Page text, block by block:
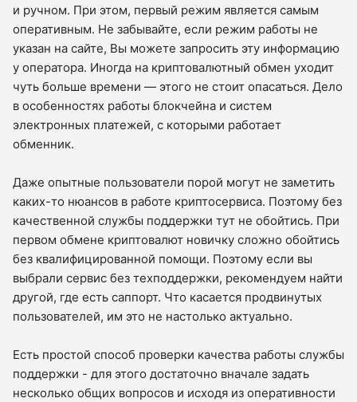
и ручном. При этом, первый режим является самым
оперативным. Не забывайте, если режим работы не
указан на сайте, Вы можете запросить эту информацию
у оператора. Иногда на криптовалютный обмен уходит
чуть больше времени — этого не стоит опасаться. Дело
в особенностях работы блокчейна и систем
электронных платежей, с которыми работает
обменник.
Даже опытные пользователи порой могут не заметить
каких-то нюансов в работе криптосервиса. Поэтому без
качественной службы поддержки тут не обойтись. При
первом обмене криптовалют новичку сложно обойтись
без квалифицированной помощи. Поэтому если вы
выбрали сервис без техподдержки, рекомендуем найти
другой, где есть саппорт. Что касается продвинутых
пользователей, им это не настолько актуально.
Есть простой способ проверки качества работы службы
поддержки - для этого достаточно вначале задать
несколько общих вопросов и исходя из оперативности